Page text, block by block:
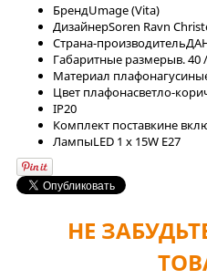
БрендUmage (Vita)
ДизайнерSoren Ravn
Страна-производитель
Габаритные размерыв. 40
Материал плафона
Цвет плафонасветло-
IP20
Комплект поставкине
ЛaмпыLED 1 x 15W E27
НЕ